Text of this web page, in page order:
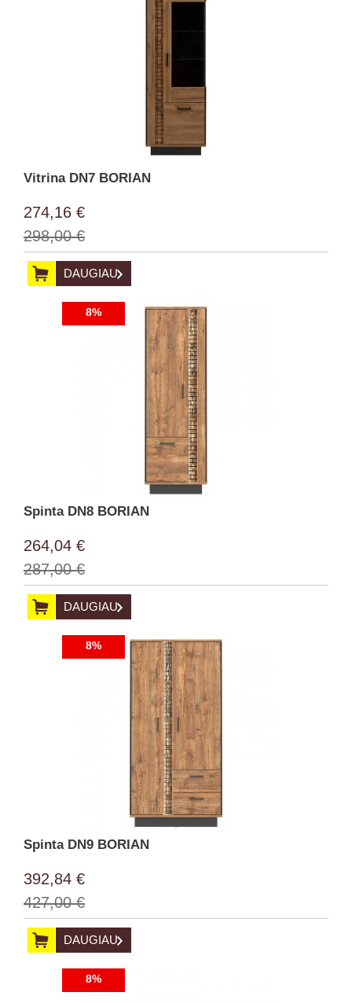
Vitrina DN7 BORIAN
274,16 €
298,00 €
DAUGIAU
8%
Spinta DN8 BORIAN
264,04 €
287,00 €
DAUGIAU
8%
Spinta DN9 BORIAN
392,84 €
427,00 €
DAUGIAU
8%